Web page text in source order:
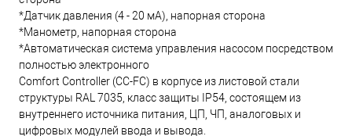
*Датчик давления (4 - 20 мА), напорная сторона
*Манометр, напорная сторона
*Автоматическая система управления насосом посредством
полностью электронного
Comfort Controller (CC-FC) в корпусе из листовой стали
структуры RAL 7035, класс защиты IP54, состоящем из
внутреннего источника питания, ЦП, ЧП, аналоговых и
цифровых модулей ввода и вывода.